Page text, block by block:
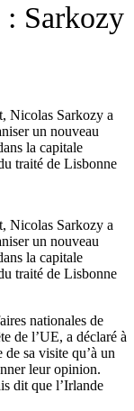
: Sarkozy
Nicolas Sarkozy a
un nouveau
la capitale
traité de Lisbonne
Nicolas Sarkozy a
un nouveau
la capitale
traité de Lisbonne
nationales de
de l’UE, a déclaré à
de sa visite qu’à un
leur opinion.
dit que l’Irlande